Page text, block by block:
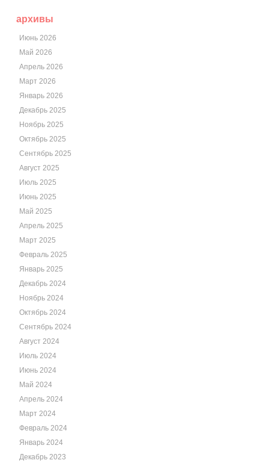
архивы
Июнь 2026
Май 2026
Апрель 2026
Март 2026
Январь 2026
Декабрь 2025
Ноябрь 2025
Октябрь 2025
Сентябрь 2025
Август 2025
Июль 2025
Июнь 2025
Май 2025
Апрель 2025
Март 2025
Февраль 2025
Январь 2025
Декабрь 2024
Ноябрь 2024
Октябрь 2024
Сентябрь 2024
Август 2024
Июль 2024
Июнь 2024
Май 2024
Апрель 2024
Март 2024
Февраль 2024
Январь 2024
Декабрь 2023